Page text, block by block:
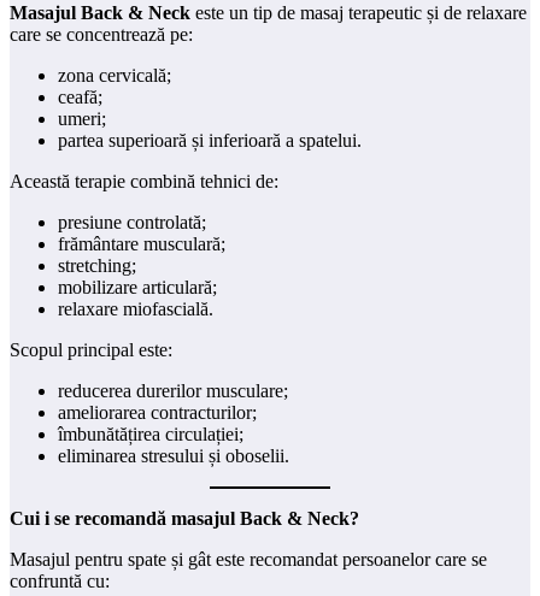
Masajul Back & Neck este un tip de masaj terapeutic și de relaxare
care se concentrează pe:
zona cervicală;
ceafă;
umeri;
partea superioară și inferioară a spatelui.
Această terapie combină tehnici de:
presiune controlată;
frământare musculară;
stretching;
mobilizare articulară;
relaxare miofascială.
Scopul principal este:
reducerea durerilor musculare;
ameliorarea contracturilor;
îmbunătățirea circulației;
eliminarea stresului și oboselii.
Cui i se recomandă masajul Back & Neck?
Masajul pentru spate și gât este recomandat persoanelor care se
confruntă cu: